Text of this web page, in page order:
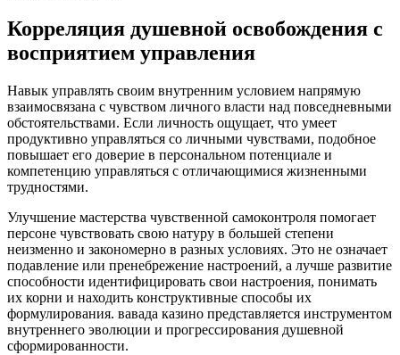
Корреляция душевной освобождения с
восприятием управления
Навык управлять своим внутренним условием напрямую
взаимосвязана с чувством личного власти над повседневными
обстоятельствами. Если личность ощущает, что умеет
продуктивно управляться со личными чувствами, подобное
повышает его доверие в персональном потенциале и
компетенцию управляться с отличающимися жизненными
трудностями.
Улучшение мастерства чувственной самоконтроля помогает
персоне чувствовать свою натуру в большей степени
неизменно и закономерно в разных условиях. Это не означает
подавление или пренебрежение настроений, а лучше развитие
способности идентифицировать свои настроения, понимать
их корни и находить конструктивные способы их
формулирования. вавада казино представляется инструментом
внутреннего эволюции и прогрессирования душевной
сформированности.